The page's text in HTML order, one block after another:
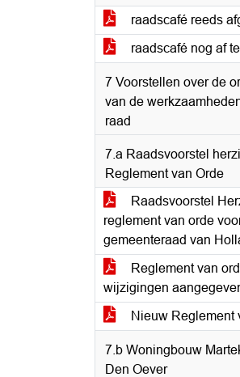
raadscafé reeds
raadscafé nog af
7 Voorstellen over de
van de
raad
7.a Raadsvoorstel
Reglement van Orde
Raadsvoorstel
reglement van orde
gemeenteraad van
Reglement van
wijzigingen
Nieuw Reglement
7.b Woningbouw
Den Oever